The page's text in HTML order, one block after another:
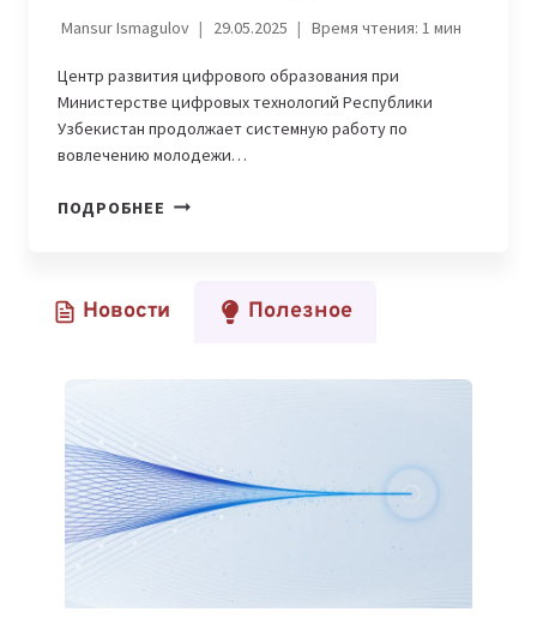
Mansur Ismagulov 29.05.2025 Время чтения: 1мин
Центр развития цифрового образования при
Министерстве цифровых технологий Республики
Узбекистан продолжает системную работу по
вовлечению молодежи…
ПОДРОБНЕЕ УЗБЕКИСТАН
ТИХООКЕАНСКУЮ
ЗАВОЕВАЛ
3
МЕДАЛИ
Новости Полезное